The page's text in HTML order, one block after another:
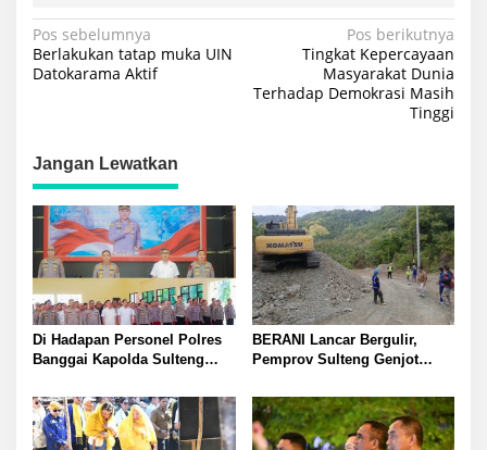
Navigasi
pos
Pos sebelumnya
Berlakukan tatap muka UIN
Datokarama Aktif
Pos berikutnya
Tingkat Kepercayaan
Masyarakat Dunia
Terhadap Demokrasi Masih
Tinggi
Jangan Lewatkan
Di Hadapan Personel Polres
Banggai Kapolda Sulteng
Profesional dan Jaga Nama
Baik Institusi
BERANI Lancar Bergulir,
Pemprov Sulteng Genjot
di Sejumlah Daerah